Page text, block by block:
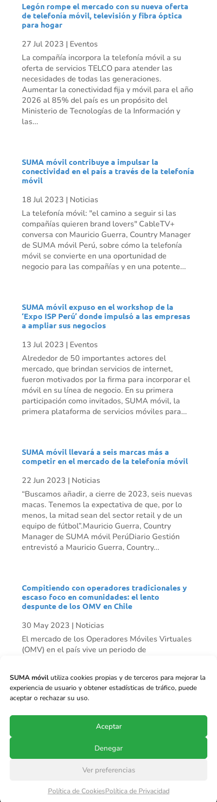
SUMA móvilutiliza cookies propias y de terceros para mejorar la
experiencia de usuario y obtener estadísticas de tráfico, puede
aceptar o rechazar su uso.
Aceptar
Denegar
Ver preferencias
Política de CookiesPolítica de Privacidad
Legón rompe el mercado con su nueva oferta
de telefonía móvil, televisión y fibra óptica
para hogar
27 Jul 2023 | Eventos
La compañía incorpora la telefonía móvil a su
oferta de servicios TELCO para atender las
necesidades de todas las generaciones.
Aumentar la conectividad fija y móvil para el año
2026 al 85% del país es un propósito del
Ministerio de Tecnologías de la Información y
las...
SUMA móvil contribuye a impulsar la
conectividad en el país a través de la telefonía
móvil
18 Jul 2023 | Noticias
La telefonía móvil: "el camino a seguir si las
compañías quieren brand lovers" CableTV+
conversa con Mauricio Guerra, Country Manager
de SUMA móvil Perú, sobre cómo la telefonía
móvil se convierte en una oportunidad de
negocio para las compañías y en una potente...
SUMA móvil expuso en el workshop de la
‘Expo ISP Perú’ donde impulsó a las empresas
a ampliar sus negocios
13 Jul 2023 | Eventos
Alrededor de 50 importantes actores del
mercado, que brindan servicios de internet,
fueron motivados por la firma para incorporar el
móvil en su línea de negocio. En su primera
participación como invitados, SUMA móvil, la
primera plataforma de servicios móviles para...
SUMA móvil llevará a seis marcas más a
competir en el mercado de la telefonía móvil
22 Jun 2023 | Noticias
“Buscamos añadir, a cierre de 2023, seis nuevas
macas. Tenemos la expectativa de que, por lo
menos, la mitad sean del sector retail y de un
equipo de fútbol”.Mauricio Guerra, Country
Manager de SUMA móvil PerúDiario Gestión
entrevistó a Mauricio Guerra, Country...
Compitiendo con operadores tradicionales y
escaso foco en comunidades: el lento
despunte de los OMV en Chile
30 May 2023 | Noticias
El mercado de los Operadores Móviles Virtuales
(OMV) en el país vive un periodo de
Mundo Móvil que ha tenido un crecimiento
importante de clientes en el último tiempo, y se
proyecta...
Todos los derechos reservados.